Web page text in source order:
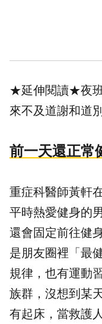
★延伸閱讀★夜
來不及道謝和道別
前一天還正常
重症科醫師黃軒
平時熱愛健身的
還會固定前往健
是朋友圈裡「最
規律，也有運動
族群，沒想到某
有起床，當救護